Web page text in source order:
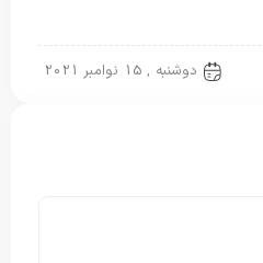
دوشنبه , 15 نوامبر 2021